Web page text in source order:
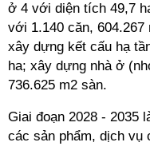
ở 4 với diện tích 49,7
với 1.140 căn, 604.267
xây dựng kết cấu hạ
ha; xây dựng nhà ở
736.625 m2 sàn.
Giai đoạn 2028 - 2035
các sản phẩm, dịch vụ